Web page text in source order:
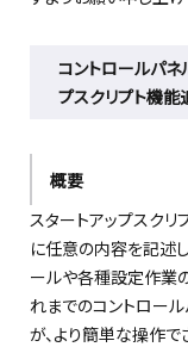
コントロールパネ
プスクリプト機能
概要
スタートアップスク
に任意の内容を記述
ールや各種設定作業
れまでのコントロー
が、より簡単な操作